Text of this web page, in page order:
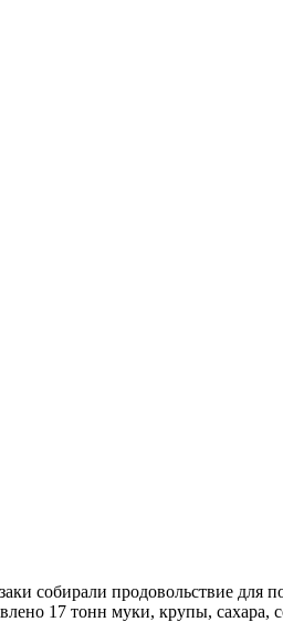
собирали продовольствие
17 тонн муки, крупы, сахара,